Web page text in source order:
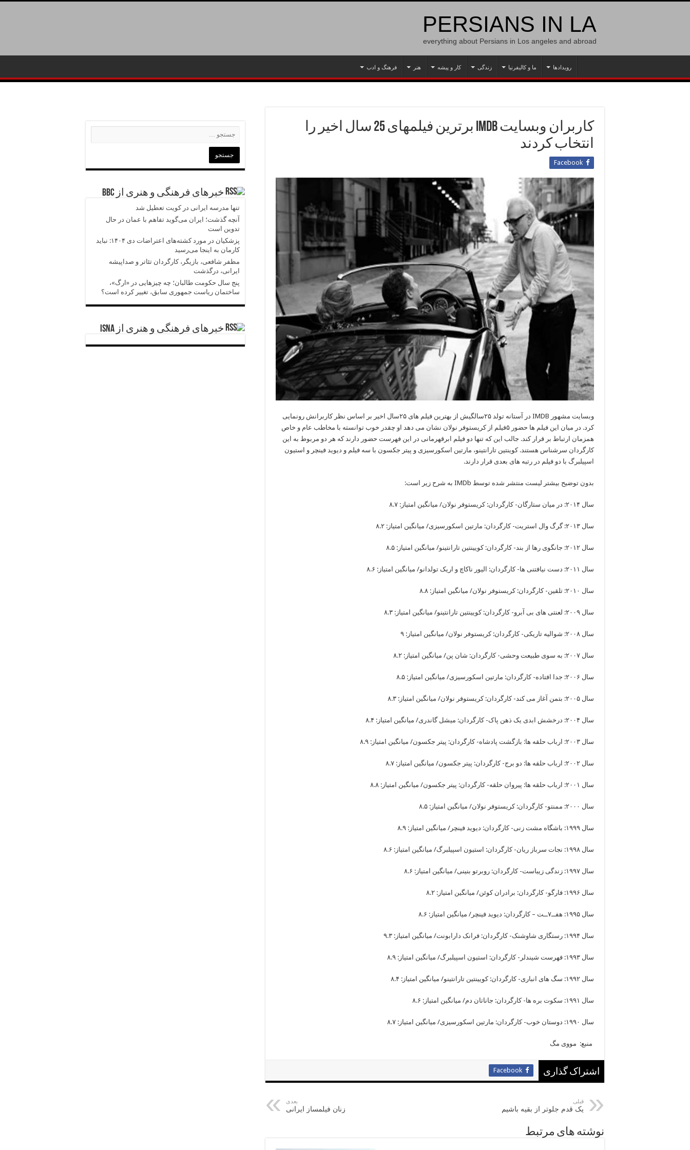
PERSIANS IN LA
everything about Persians in Los angeles and abroad
رویدادها ما و کالیفرنیا زندگی کار و پیشه هنر فرهنگ و ادب
کاربران وبسایت IMDB برترین فیلمهای 25 سال اخیر را
انتخاب کردند
Facebook
وبسایت مشهور IMDB
در آستانه تولد ۲۵سالگیش از بهترین فیلم های ۲۵سال اخیر بر اساس نظر کاربرانش رونمایی
کرد. در میان این فیلم ها حضور ۵فیلم از کریستوفر نولان نشان می دهد او چقدر خوب توانسته با مخاطب عام و خاص
همزمان ارتباط بر قرار کند. جالب این که تنها دو فیلم ابرقهرمانی در این فهرست حضور دارند که هر دو مربوط به این
کارگردان سرشناس هستند. کوینتین تارانتینو، مارتین اسکورسیزی و پیتر جکسون با سه فیلم و دیوید فینچر و استیون
اسپیلبرگ با دو فیلم در رتبه های بعدی قرار دارند.
بدون توضیح بیشتر لیست منتشر شده توسط IMDb به شرح زیر است:
سال ۲۰۱۴: در میان ستارگان- کارگردان: کریستوفر نولان/ میانگین امتیاز: ۸.۷
سال ۲۰۱۳: گرگ وال استریت- کارگردان: مارتین اسکورسیزی/ میانگین امتیاز: ۸.۲
سال ۲۰۱۲: جانگوی رها از بند- کارگردان: کویینتین تارانتینو/ میانگین امتیاز: ۸.۵
سال ۲۰۱۱: دست نیافتنی ها- کارگردان: الیور ناکاچ و اریک تولدانو/ میانگین امتیاز: ۸.۶
سال ۲۰۱۰: تلقین- کارگردان: کریستوفر نولان/ میانگین امتیاز: ۸.۸
سال ۲۰۰۹: لعنتی های بی آبرو- کارگردان: کویینتین تارانتینو/ میانگین امتیاز: ۸.۳
سال ۲۰۰۸: شوالیه تاریکی- کارگردان: کریستوفر نولان/ میانگین امتیاز: ۹
سال ۲۰۰۷: به سوی طبیعت وحشی- کارگردان: شان پن/ میانگین امتیاز: ۸.۲
سال ۲۰۰۶: جدا افتاده- کارگردان: مارتین اسکورسیزی/ میانگین امتیاز: ۸.۵
سال ۲۰۰۵: بتمن آغاز می کند- کارگردان: کریستوفر نولان/ میانگین امتیاز: ۸.۳
سال ۲۰۰۴: درخشش ابدی یک ذهن پاک- کارگردان: میشل گاندری/ میانگین امتیاز: ۸.۴
سال ۲۰۰۳: ارباب حلقه ها: بازگشت پادشاه- کارگردان: پیتر جکسون/ میانگین امتیاز: ۸.۹
سال ۲۰۰۲: ارباب حلقه ها: دو برج- کارگردان: پیتر جکسون/ میانگین امتیاز: ۸.۷
سال ۲۰۰۱: ارباب حلقه ها: پیروان حلقه- کارگردان: پیتر جکسون/ میانگین امتیاز: ۸.۸
سال ۲۰۰۰: ممنتو- کارگردان: کریستوفر نولان/ میانگین امتیاز: ۸.۵
سال ۱۹۹۹: باشگاه مشت زنی- کارگردان: دیوید فینچر/ میانگین امتیاز: ۸.۹
سال ۱۹۹۸: نجات سرباز ریان- کارگردان: استیون اسپیلبرگ/ میانگین امتیاز: ۸.۶
سال ۱۹۹۷: زندگی زیباست- کارگردان: روبرتو بنینی/ میانگین امتیاز: ۸.۶
سال ۱۹۹۶: فارگو- کارگردان: برادران کوئن/ میانگین امتیاز: ۸.۲
سال ۱۹۹۵: هفــ۷ــت – کارگردان: دیوید فینچر/ میانگین امتیاز: ۸.۶
سال ۱۹۹۴: رستگاری شاوشنک- کارگردان: فرانک دارابونت/ میانگین امتیاز: ۹.۳
سال ۱۹۹۳: فهرست شیندلر- کارگردان: استیون اسپیلبرگ/ میانگین امتیاز: ۸.۹
سال ۱۹۹۲: سگ های انباری- کارگردان: کویینتین تارانتینو/ میانگین امتیاز: ۸.۴
سال ۱۹۹۱: سکوت بره ها- کارگردان: جاناتان دم/ میانگین امتیاز: ۸.۶
سال ۱۹۹۰: دوستان خوب- کارگردان: مارتین اسکورسیزی/ میانگین امتیاز: ۸.۷
منبع: مووی مگ
اشتراک گذاری Facebook
قبلی
یک قدم جلوتر از بقیه باشیم
بعدی
زنان فیلمساز ایرانی
نوشته های مرتبط
خبرهای فرهنگی و هنری از BBC
تنها مدرسه ایرانی در کویت تعطیل شد
آنچه گذشت؛ ایران می‌گوید تفاهم با عمان در حال
تدوین است
پزشکیان در مورد کشته‌های اعتراضات دی ۱۴۰۴: نباید
کارمان به اینجا می‌رسید
مظفر شافعی، بازیگر، کارگردان تئاتر و صداپیشه
ایرانی، درگذشت
پنج سال حکومت طالبان؛ چه چیزهایی در «ارگ»،
ساختمان ریاست جمهوری سابق، تغییر کرده است؟
خبرهای فرهنگی و هنری از ISNA